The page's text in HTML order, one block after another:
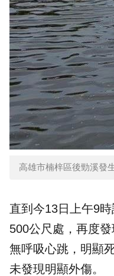
高雄市楠梓區後勁溪發
直到今13日上午9
500公尺處，再度
無呼吸心跳，明顯
未發現明顯外傷。